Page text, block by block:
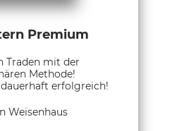
Premium
Traden mit der
Methode!
erfolgreich!
Weisenhaus